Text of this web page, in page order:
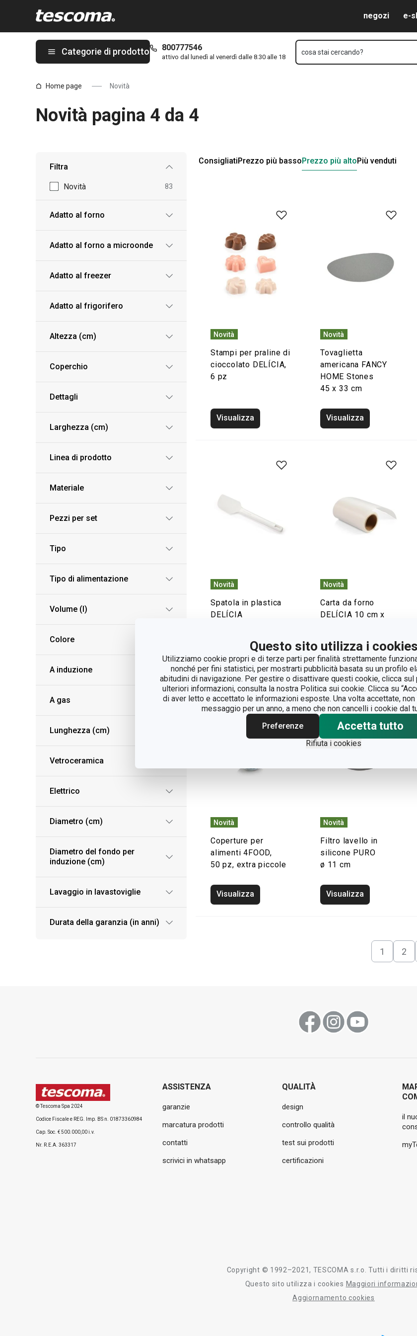
Questo sito utilizza i cookies
Utilizziamo cookie propri e di terze parti per finalità strettamente
nonché per fini statistici, per mostrarti pubblicità basata su un profilo
abitudini di navigazione. Per gestire o disattivare questi cookie, clicca sul
ulteriori informazioni, consulta la nostra Politica sui cookie. Clicca su
di aver letto e accettato le informazioni esposte. Una volta accettate,
messaggio per un anno, a meno che non cancelli i cookie dal
Preferenze
Accetta tutto
Rifiuta i cookies
negozi e-
Categorie di prodotto 800777546
attivo dal lunedì al venerdì dalle 8.30 alle 18
cosa stai cercando?
Home page Novità
Novità pagina 4 da 4
Filtra
Novità 83
Adatto al forno
Adatto al forno a microonde
Adatto al freezer
Adatto al frigorifero
Altezza (cm)
Coperchio
Dettagli
Larghezza (cm)
Linea di prodotto
Materiale
Pezzi per set
Tipo
Tipo di alimentazione
Volume (l)
Colore
A induzione
A gas
Lunghezza (cm)
Vetroceramica
Elettrico
Diametro (cm)
Diametro del fondo per
induzione (cm)
Lavaggio in lavastoviglie
Durata della garanzia (in anni)
ConsigliatiPrezzo più bassoPrezzo più altoPiù venduti
Novità
Stampi per praline di
cioccolato DELÍCIA,
6 pz
Visualizza
Novità
Tovaglietta
americana FANCY
HOME Stones
45 x 33 cm
Visualizza
Novità
Spatola in plastica
DELÍCIA
Visualizza
Novità
Carta da forno
DELÍCIA 10 cm x
Visualizza
Novità
Coperture per
alimenti 4FOOD,
50 pz, extra piccole
Visualizza
Novità
Filtro lavello in
silicone PURO
ø 11 cm
Visualizza
1 2
© Tescoma Spa 2024
Codice Fiscale e REG. Imp. BS n. 01873360984
Cap. Soc. € 500.000,00 i.v.
Nr. R.E.A. 363317
ASSISTENZA
garanzie
marcatura prodotti
contatti
scrivici in whatsapp
QUALITÀ
design
controllo qualità
test sui prodotti
certificazioni
il
Copyright © 1992–2021, TESCOMA s.r.o. Tutti i diritti
Questo sito utilizza i cookies Maggiori
Aggiornamento cookies